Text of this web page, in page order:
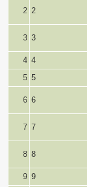
2 2
3 3
4 4
5 5
6 6
7 7
8 8
9 9